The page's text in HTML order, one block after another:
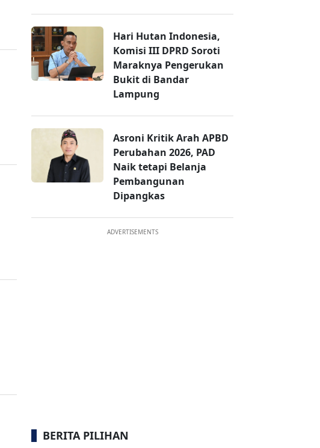
Hari Hutan Indonesia,
Komisi III DPRD Soroti
Maraknya Pengerukan
Bukit di Bandar
Lampung
Asroni Kritik Arah APBD
Perubahan 2026, PAD
Naik tetapi Belanja
Pembangunan
Dipangkas
ADVERTISEMENTS
BERITA PILIHAN